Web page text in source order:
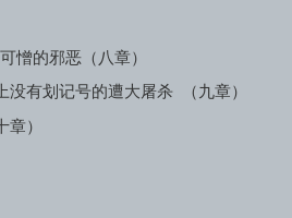
憎的邪恶（八章）
没有划记号的遭大屠杀
（九章）
）